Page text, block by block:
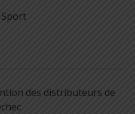
Sport
des distributeurs de